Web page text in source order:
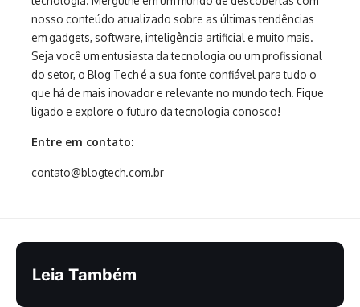
nosso conteúdo atualizado sobre as últimas tendências
em gadgets, software, inteligência artificial e muito mais.
Seja você um entusiasta da tecnologia ou um profissional
do setor, o Blog Tech é a sua fonte confiável para tudo o
que há de mais inovador e relevante no mundo tech. Fique
ligado e explore o futuro da tecnologia conosco!
Entre em contato:
contato@blogtech.com.br
Leia Também